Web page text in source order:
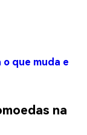
o que muda e
na